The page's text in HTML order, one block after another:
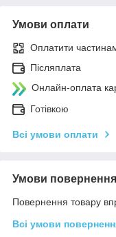
Умови оплати
Оплатити
Післяплата
Онлайн-оплата
Готівкою
Всі умови оплати
Умови повернення
Повернення товару
Всі умови